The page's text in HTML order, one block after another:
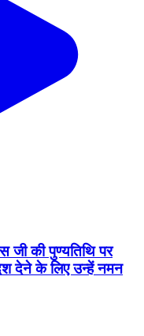
जी की पुण्यतिथि पर
देने के लिए उन्हें नमन